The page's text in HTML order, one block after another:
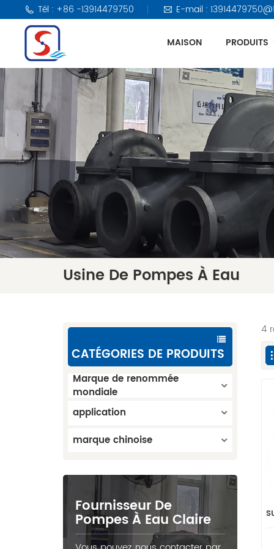
Tél : +86 -13914479750 E-mail :
MAISON PRODUITS
Usine De Pompes À Eau
CATÉGORIES DE PRODUITS
Marque de renommée
mondiale
application
marque chinoise
Fournisseur De
Pompes À Eau Claire
4